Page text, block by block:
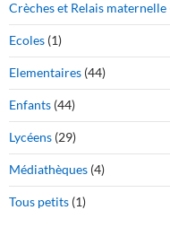
Crèches et Relais maternelle
Ecoles (1)
Elementaires (44)
Enfants (44)
Lycéens (29)
Médiathèques (4)
Tous petits (1)